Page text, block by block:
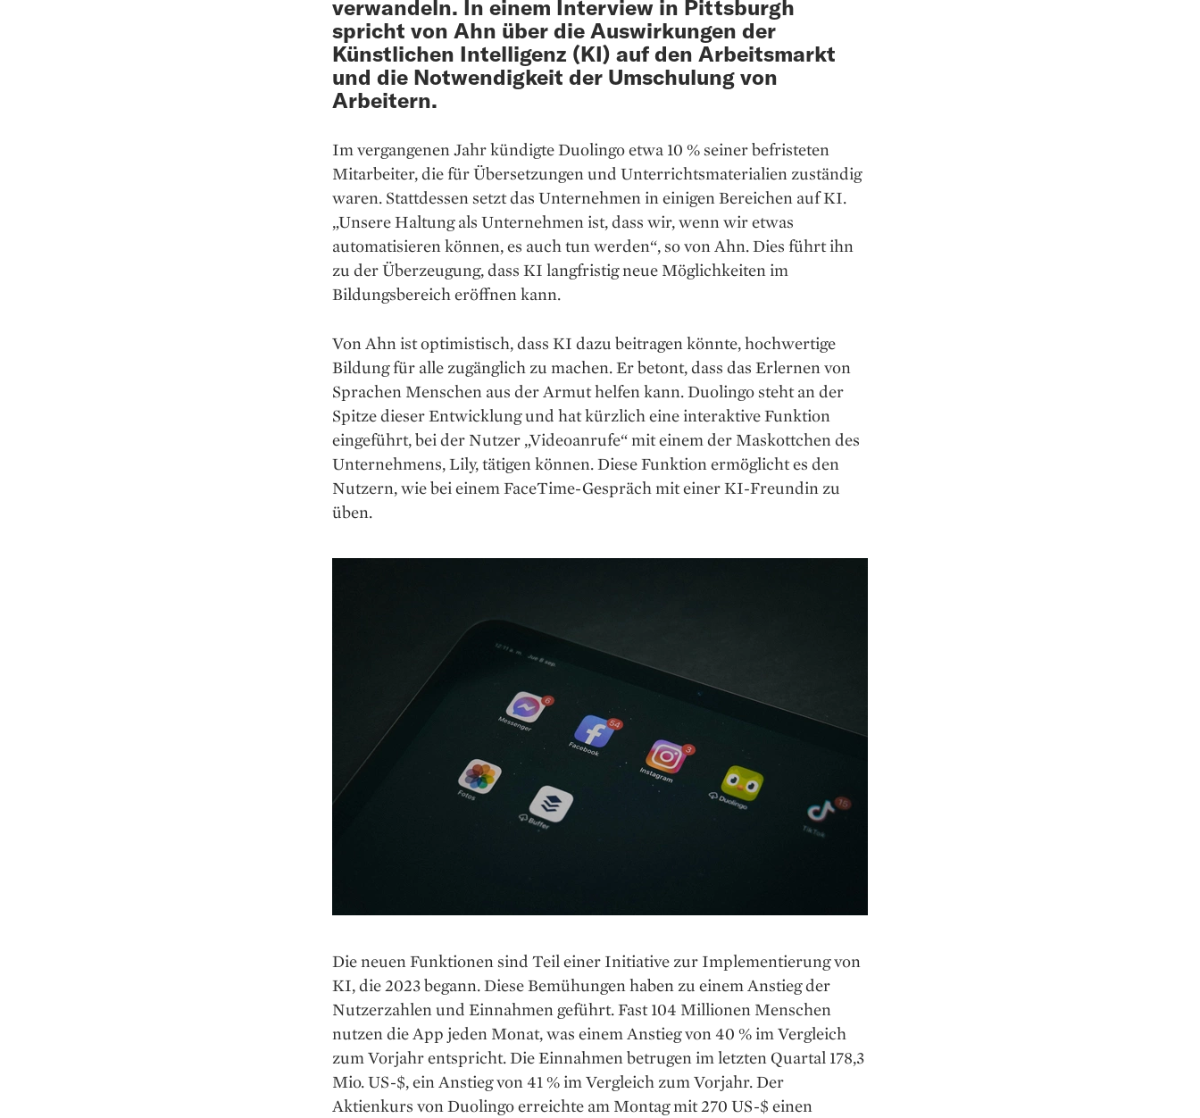
verwandeln. In einem Interview in Pittsburgh
spricht von Ahn über die Auswirkungen der
Künstlichen Intelligenz (KI) auf den Arbeitsmarkt
und die Notwendigkeit der Umschulung von
Arbeitern.
Im vergangenen Jahr kündigte Duolingo etwa 10 % seiner befristeten
Mitarbeiter, die für Übersetzungen und Unterrichtsmaterialien zuständig
waren. Stattdessen setzt das Unternehmen in einigen Bereichen auf KI.
„Unsere Haltung als Unternehmen ist, dass wir, wenn wir etwas
automatisieren können, es auch tun werden“, so von Ahn. Dies führt ihn
zu der Überzeugung, dass KI langfristig neue Möglichkeiten im
Bildungsbereich eröffnen kann.
Von Ahn ist optimistisch, dass KI dazu beitragen könnte, hochwertige
Bildung für alle zugänglich zu machen. Er betont, dass das Erlernen von
Sprachen Menschen aus der Armut helfen kann. Duolingo steht an der
Spitze dieser Entwicklung und hat kürzlich eine interaktive Funktion
eingeführt, bei der Nutzer „Videoanrufe“ mit einem der Maskottchen des
Unternehmens, Lily, tätigen können. Diese Funktion ermöglicht es den
Nutzern, wie bei einem FaceTime-Gespräch mit einer KI-Freundin zu
üben.
Die neuen Funktionen sind Teil einer Initiative zur Implementierung von
KI, die 2023 begann. Diese Bemühungen haben zu einem Anstieg der
Nutzerzahlen und Einnahmen geführt. Fast 104 Millionen Menschen
nutzen die App jeden Monat, was einem Anstieg von 40 % im Vergleich
zum Vorjahr entspricht. Die Einnahmen betrugen im letzten Quartal 178,3
Mio. US-$, ein Anstieg von 41 % im Vergleich zum Vorjahr. Der
Aktienkurs von Duolingo erreichte am Montag mit 270 US-$ einen